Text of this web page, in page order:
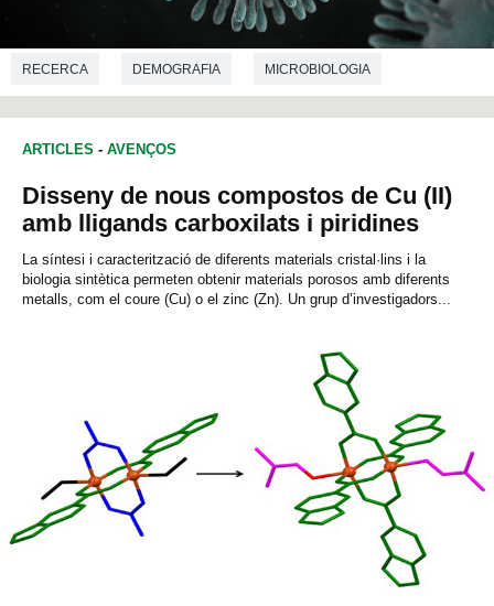
RECERCA DEMOGRAFIA MICROBIOLOGIA
ARTICLES - AVENÇOS
Disseny de nous compostos de Cu (II)
amb lligands carboxilats i piridines
La síntesi i caracterització de diferents materials cristal·lins i la
biologia sintètica permeten obtenir materials porosos amb diferents
metalls, com el coure (Cu) o el zinc (Zn). Un grup d’investigadors...